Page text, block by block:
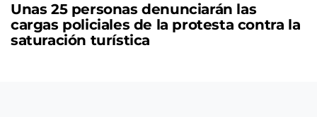
Unas 25 personas denunciarán las
cargas policiales de la protesta contra la
saturación turística